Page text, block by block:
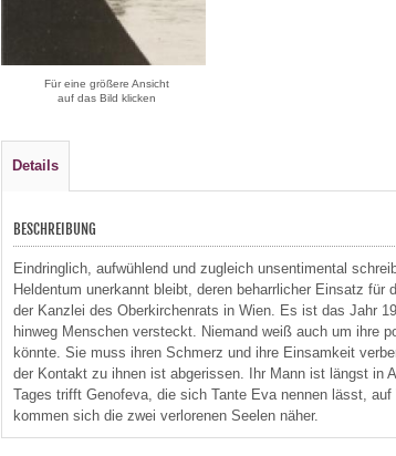
Für eine größere Ansicht
auf das Bild klicken
Details
BESCHREIBUNG
Eindringlich, aufwühlend und zugleich unsentimental
Heldentum unerkannt bleibt, deren beharrlicher Einsatz
der Kanzlei des Oberkirchenrats in Wien. Es ist das Jahr
hinweg Menschen versteckt. Niemand weiß auch um ihre
könnte. Sie muss ihren Schmerz und ihre Einsamkeit
der Kontakt zu ihnen ist abgerissen. Ihr Mann ist längst in
Tages trifft Genofeva, die sich Tante Eva nennen lässt,
kommen sich die zwei verlorenen Seelen näher.